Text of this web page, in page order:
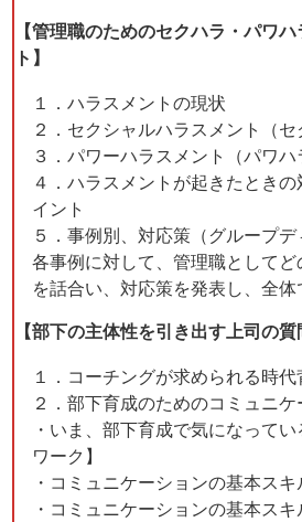
【管理職のためのセクハラ・パワ
ト】
１．ハラスメントの現状
２．セクシャルハラスメント（
３．パワーハラスメント（パワ
４．ハラスメントが起きたとき
イント
５．事例別、対応策（グループデ
各事例に対して、管理職として
を話合い、対応策を発表し、全体
【部下の主体性を引き出す上司の質
１．コーチングが求められる時
２．部下育成のためのコミュニ
・いま、部下育成で気になって
ワーク】
・コミュニケーションの基本スキ
・コミュニケーションの基本ス